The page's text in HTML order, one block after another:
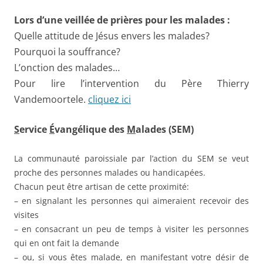
Lors d’une veillée de prières pour les malades :
Quelle attitude de Jésus envers les malades?
Pourquoi la souffrance?
L’onction des malades…
Pour lire l’intervention du Père Thierry
Vandemoortele. cliquez ici
Service Évangélique des Malades (SEM)
La communauté paroissiale par l’action du SEM se veut
proche des personnes malades ou handicapées.
Chacun peut être artisan de cette proximité:
– en signalant les personnes qui aimeraient recevoir des
visites
– en consacrant un peu de temps à visiter les personnes
qui en ont fait la demande
– ou, si vous êtes malade, en manifestant votre désir de